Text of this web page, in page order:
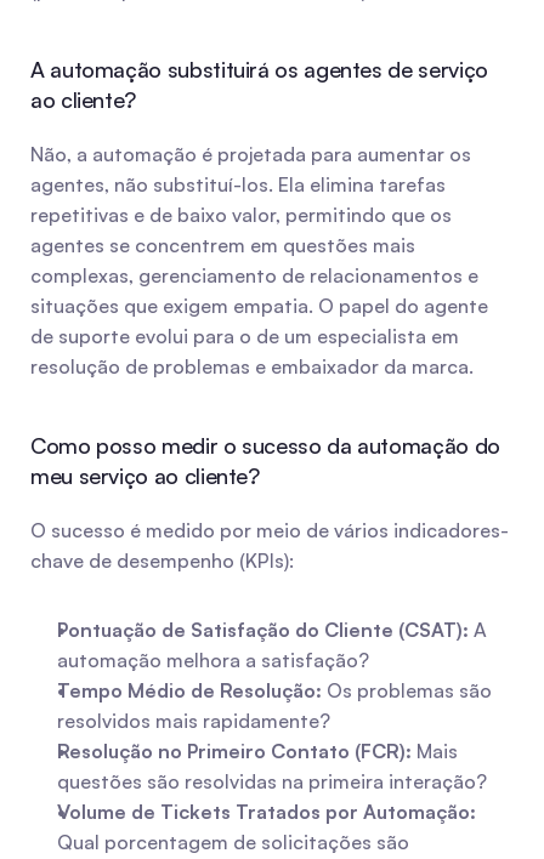
A automação substituirá os agentes de serviço
ao cliente?
Não, a automação é projetada para aumentar os
agentes, não substituí-los. Ela elimina tarefas
repetitivas e de baixo valor, permitindo que os
agentes se concentrem em questões mais
complexas, gerenciamento de relacionamentos e
situações que exigem empatia. O papel do agente
de suporte evolui para o de um especialista em
resolução de problemas e embaixador da marca.
Como posso medir o sucesso da automação do
meu serviço ao cliente?
O sucesso é medido por meio de vários indicadores-
chave de desempenho (KPIs):
Pontuação de Satisfação do Cliente (CSAT): A
automação melhora a satisfação?
Tempo Médio de Resolução: Os problemas são
resolvidos mais rapidamente?
Resolução no Primeiro Contato (FCR): Mais
questões são resolvidas na primeira interação?
Volume de Tickets Tratados por Automação:
Qual porcentagem de solicitações são